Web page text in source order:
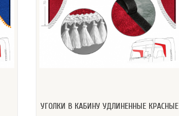
УГОЛКИ В КАБИНУ УДЛИНЕННЫЕ КРАСНЫЕ